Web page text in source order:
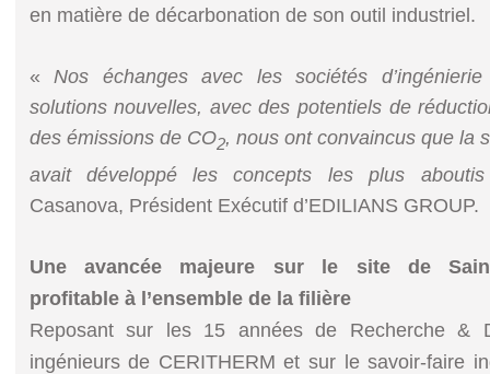
en matière de décarbonation de son outil industriel.
«Nos échanges avec les sociétés
solutions nouvelles, avec des potentiels de
des émissions de CO2, nous ont convaincus que la
avait développé les concepts les plus aboutis
Casanova, Président Exécutif d’EDILIANS GROUP.
Une avancée majeure sur le site de Saint-
profitable à l’ensemble de la filière
Reposant sur les 15 années de Recherche &
ingénieurs de CERITHERM et sur le savoir-faire